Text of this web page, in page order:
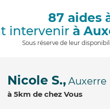
87 aides
intervenir à
Sous réserve de leur
Nicole S., Auxerre
à 5km de chez Vous